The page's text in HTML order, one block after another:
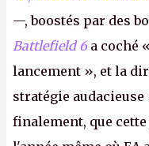
—, boostés par des
Battlefield 6 a coché
lancement », et la
stratégie
finalement, que